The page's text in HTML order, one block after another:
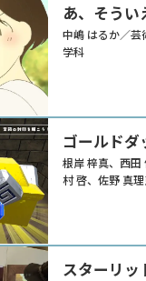
あ、そうい
中嶋 はるか／芸
学科
ゴールドダ
根岸 梓真、西田
村 啓、佐野 真
スターリッ